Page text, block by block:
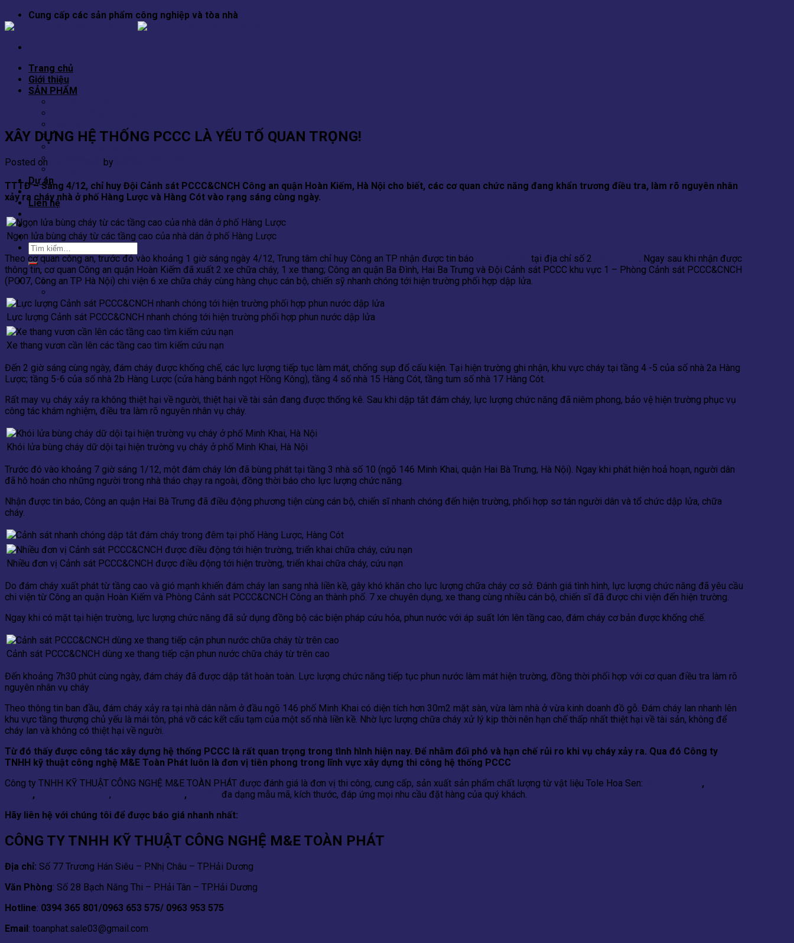
Skip
to
Cung cấp các sản phẩm công nghiệp và tòa nhà
Trang chủ
Giới thiệu
SẢN PHẨM
Cửa gió
Tủ điện công nghiệp
Tủ PCCC (phòng cháy chữa cháy)
Thang máng cáp
Dự án
Tin tức
Liên hệ
Tìm
kiếm:
Contact
XÂY DỰNG HỆ THỐNG PCCC LÀ YẾU TỐ QUAN TRỌNG!
Posted on by
TTTĐ – Sáng 4/12, chỉ huy Đội Cảnh sát PCCC&CNCH Công an quận Hoàn Kiếm, Hà Nội cho biết, các cơ quan chức năng đang khẩn trương điều tra, làm rõ nguyên nhân
xảy ra cháy nhà ở phố Hàng Lược và Hàng Cót vào rạng sáng cùng ngày.
Ngọn lửa bùng cháy từ các tầng cao của nhà dân ở phố Hàng Lược
Theo cơ quan công an, trước đó vào khoảng 1 giờ sáng ngày 4/12, Trung tâm chỉ huy Công an TP nhận được tin báo
tại địa chỉ số 2
. Ngay sau khi nhận được
thông tin, cơ quan Công an quận Hoàn Kiếm đã xuất 2 xe chữa cháy, 1 xe thang; Công an quận Ba Đình, Hai Ba Trưng và Đội Cảnh sát PCCC khu vực 1 – Phòng Cảnh sát PCCC&CNCH
(PC07, Công an TP Hà Nội) chi viện 6 xe chữa cháy cùng hàng chục cán bộ, chiến sỹ nhanh chóng tới hiện trường phối hợp dập lửa.
Lực lượng Cảnh sát PCCC&CNCH nhanh chóng tới hiện trường phối hợp phun nước dập lửa
Xe thang vươn cần lên các tầng cao tìm kiếm cứu nạn
Đến 2 giờ sáng cùng ngày, đám cháy được khống chế, các lực lượng tiếp tục làm mát, chống sụp đổ cấu kiện. Tại hiện trường ghi nhận, khu vực cháy tại tầng 4 -5 của số nhà 2a Hàng
Lược; tầng 5-6 của số nhà 2b Hàng Lược (cửa hàng bánh ngọt Hồng Kông), tầng 4 số nhà 15 Hàng Cót, tầng tum số nhà 17 Hàng Cót.
Rất may vụ cháy xảy ra không thiệt hại về người, thiệt hại về tài sản đang được thống kê. Sau khi dập tắt đám cháy, lực lượng chức năng đã niêm phong, bảo vệ hiện trường phục vụ
công tác khám nghiệm, điều tra làm rõ nguyên nhân vụ cháy.
Khói lửa bùng cháy dữ dội tại hiện trường vụ cháy ở phố Minh Khai, Hà Nội
Trước đó vào khoảng 7 giờ sáng 1/12, một đám cháy lớn đã bùng phát tại tầng 3 nhà số 10 (ngõ 146 Minh Khai, quận Hai Bà Trưng, Hà Nội). Ngay khi phát hiện hoả hoạn, người dân
đã hô hoán cho những người trong nhà tháo chạy ra ngoài, đồng thời báo cho lực lượng chức năng.
Nhận được tin báo, Công an quận Hai Bà Trưng đã điều động phương tiện cùng cán bộ, chiến sĩ nhanh chóng đến hiện trường, phối hợp sơ tán người dân và tổ chức dập lửa, chữa
cháy.
Nhiều đơn vị Cảnh sát PCCC&CNCH được điều động tới hiện trường, triển khai chữa cháy, cứu nạn
Do đám cháy xuất phát từ tầng cao và gió mạnh khiến đám cháy lan sang nhà liền kề, gây khó khăn cho lực lượng chữa cháy cơ sở. Đánh giá tình hình, lực lượng chức năng đã yêu cầu
chi viện từ Công an quận Hoàn Kiếm và Phòng Cảnh sát PCCC&CNCH Công an thành phố. 7 xe chuyên dụng, xe thang cùng nhiều cán bộ, chiến sĩ đã được chi viện đến hiện trường.
Ngay khi có mặt tại hiện trường, lực lượng chức năng đã sử dụng đồng bộ các biện pháp cứu hỏa, phun nước với áp suất lớn lên tầng cao, đám cháy cơ bản được khống chế.
Cảnh sát PCCC&CNCH dùng xe thang tiếp cận phun nước chữa cháy từ trên cao
Đến khoảng 7h30 phút cùng ngày, đám cháy đã được dập tắt hoàn toàn. Lực lượng chức năng tiếp tục phun nước làm mát hiện trường, đồng thời phối hợp với cơ quan điều tra làm rõ
nguyên nhân vụ cháy
Theo thông tin ban đầu, đám cháy xảy ra tại nhà dân nằm ở đầu ngõ 146 phố Minh Khai có diện tích hơn 30m2 mặt sàn, vừa làm nhà ở vừa kinh doanh đồ gỗ. Đám cháy lan nhanh lên
khu vực tầng thượng chủ yếu là mái tôn, phá vỡ các kết cấu tạm của một số nhà liền kề. Nhờ lực lượng chữa cháy xử lý kịp thời nên hạn chế thấp nhất thiệt hại về tài sản, không để
cháy lan và không có thiệt hại về người.
Từ đó thấy được công tác xây dựng hệ thống PCCC là rất quan trọng trong tình hình hiện nay. Để nhằm đối phó và hạn chế rủi ro khi vụ cháy xảy ra. Qua đó Công ty
TNHH kỹ thuật công nghệ M&E Toàn Phát luôn là đơn vị tiên phong trong lĩnh vực xây dựng thi công hệ thống PCCC
Công ty TNHH KỸ THUẬT CÔNG NGHỆ M&E TOÀN PHÁT được đánh giá là đơn vị thi công, cung cấp, sản xuất sản phẩm chất lượng từ vật liệu Tole Hoa Sen:
,
, , ,
đa dạng mẫu mã, kích thước, đáp ứng mọi nhu cầu đặt hàng của quý khách.
Hãy liên hệ với chúng tôi để được báo giá nhanh nhất:
CÔNG TY TNHH KỸ THUẬT CÔNG NGHỆ M&E TOÀN PHÁT
Địa chỉ: Số 77 Trương Hán Siêu – P.Nhị Châu – TP.Hải Dương
Văn Phòng: Số 28 Bạch Năng Thi – P.Hải Tân – TP.Hải Dương
Hotline: 0394 365 801/0963 653 575/ 0963 953 575
Email : toanphat.sale03@gmail.com